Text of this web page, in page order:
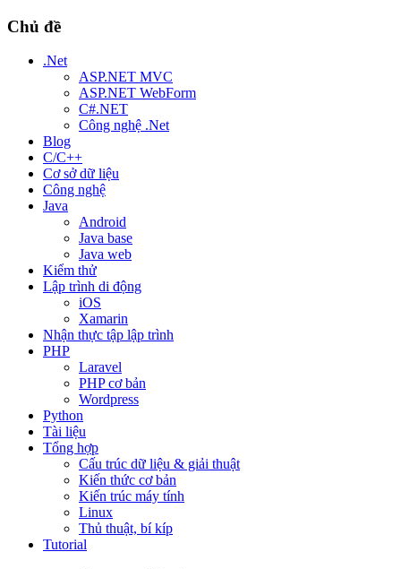
Chủ đề
.Net
ASP.NET MVC
ASP.NET WebForm
C#.NET
Công nghệ .Net
Blog
C/C++
Cơ sở dữ liệu
Công nghệ
Java
Android
Java base
Java web
Kiểm thử
Lập trình di động
iOS
Xamarin
Nhận thực tập lập trình
PHP
Laravel
PHP cơ bản
Wordpress
Python
Tài liệu
Tổng hợp
Cấu trúc dữ liệu & giải thuật
Kiến thức cơ bản
Kiến trúc máy tính
Linux
Thủ thuật, bí kíp
Tutorial